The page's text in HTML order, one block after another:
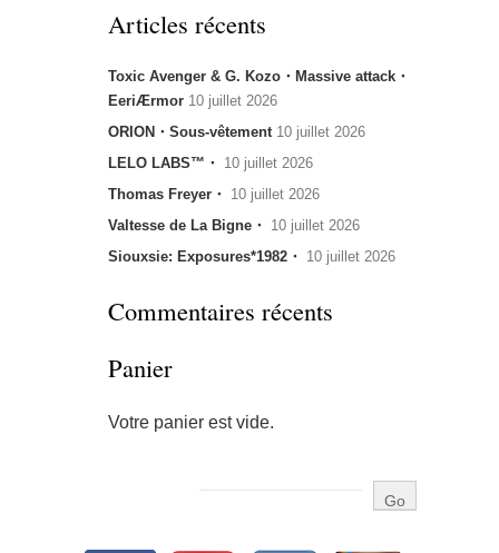
Articles récents
Toxic Avenger & G. Kozo・Massive attack・
EeriÆrmor 10 juillet 2026
ORION・Sous-vêtement 10 juillet 2026
LELO LABS™・ 10 juillet 2026
Thomas Freyer・ 10 juillet 2026
Valtesse de La Bigne・ 10 juillet 2026
Siouxsie: Exposures*1982・ 10 juillet 2026
Commentaires récents
Panier
Votre panier est vide.